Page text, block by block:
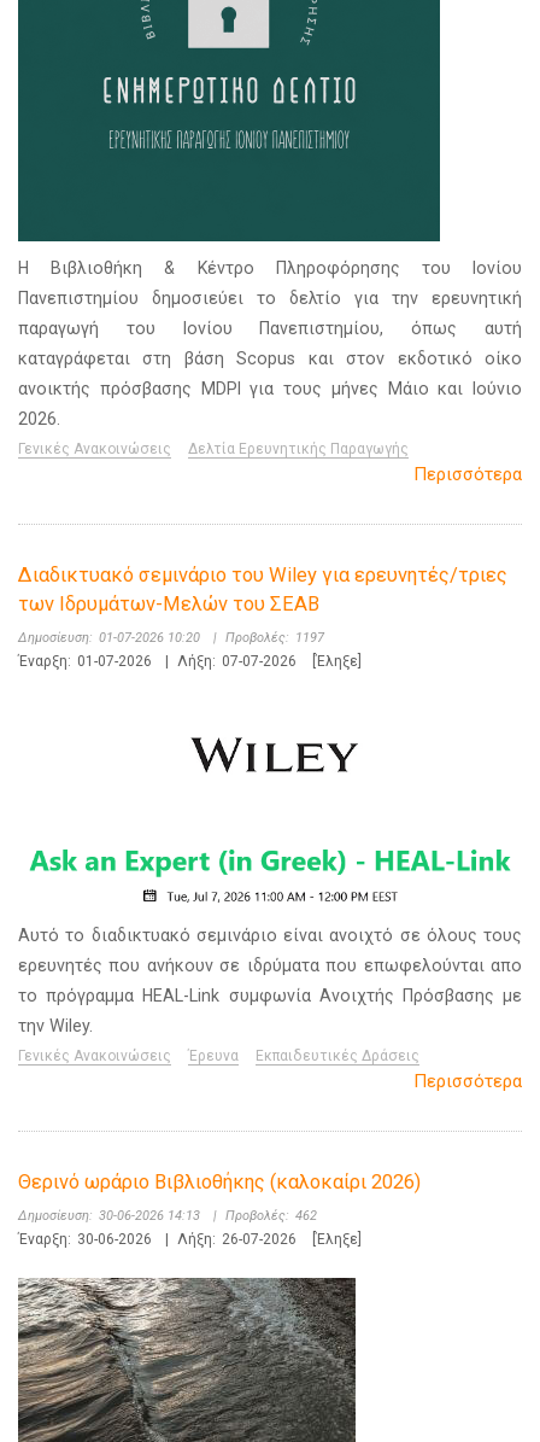
Η Βιβλιοθήκη & Κέντρο Πληροφόρησης του Ιονίου
Πανεπιστημίου δημοσιεύει το δελτίο για την ερευνητική
παραγωγή του Ιονίου Πανεπιστημίου, όπως αυτή
καταγράφεται στη βάση Scopus και στον εκδοτικό οίκο
ανοικτής πρόσβασης MDPI για τους μήνες Μάιο και Ιούνιο
2026.
Γενικές Ανακοινώσεις Δελτία Ερευνητικής Παραγωγής
Περισσότερα
Διαδικτυακό σεμινάριο του Wiley για ερευνητές/τριες
των Ιδρυμάτων-Μελών του ΣΕΑΒ
Δημοσίευση: 01-07-2026 10:20 | Προβολές: 1197
Έναρξη: 01-07-2026 Λήξη: 07-07-2026 [Έληξε]
Αυτό το διαδικτυακό σεμινάριο είναι ανοιχτό σε όλους τους
ερευνητές που ανήκουν σε ιδρύματα που επωφελούνται απο
το πρόγραμμα HEAL-Link συμφωνία Ανοιχτής Πρόσβασης με
την Wiley.
Γενικές Ανακοινώσεις Έρευνα Εκπαιδευτικές Δράσεις
Περισσότερα
Θερινό ωράριο Βιβλιοθήκης (καλοκαίρι 2026)
Δημοσίευση: 30-06-2026 14:13 | Προβολές: 462
Έναρξη: 30-06-2026 Λήξη: 26-07-2026 [Έληξε]